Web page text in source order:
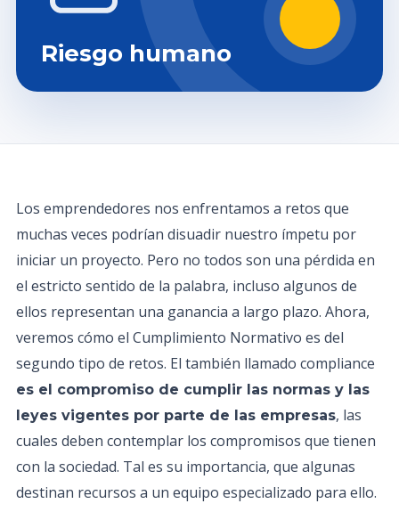
Riesgo humano
Los emprendedores nos enfrentamos a retos que
muchas veces podrían disuadir nuestro ímpetu por
iniciar un proyecto. Pero no todos son una pérdida en
el estricto sentido de la palabra, incluso algunos de
ellos representan una ganancia a largo plazo. Ahora,
veremos cómo el Cumplimiento Normativo es del
segundo tipo de retos. El también llamado compliance
es el compromiso de cumplir las normas y las
leyes vigentes por parte de las empresas, las
cuales deben contemplar los compromisos que tienen
con la sociedad. Tal es su importancia, que algunas
destinan recursos a un equipo especializado para ello.